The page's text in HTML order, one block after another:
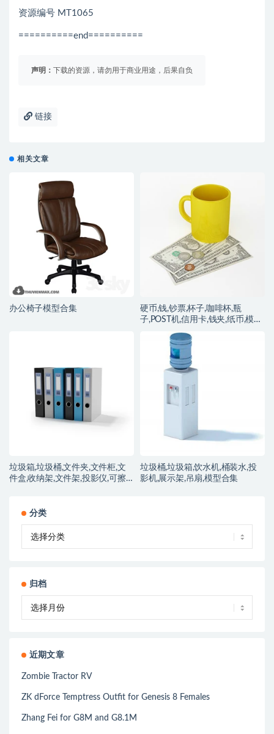
资源编号 MT1065
==========end==========
声明： 下载的资源，请勿用于商业用途，后果自负
链接
相关文章
办公椅子模型合集
硬币,钱,钞票,杯子,咖啡杯,瓶
子,POST机,信用卡,钱夹,纸币,模型
垃圾箱,垃圾桶,文件夹,文件柜,文
件盒,收纳架,文件架,投影仪,可擦
垃圾桶,垃圾箱,饮水机,桶装水,投
影机,展示架,吊扇,模型合集
分类
归档
近期文章
Zombie Tractor RV
ZK dForce Temptress Outfit for Genesis 8 Females
Zhang Fei for G8M and G8.1M